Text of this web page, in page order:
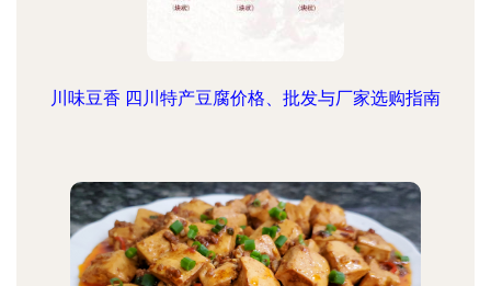
川味豆香 四川特产豆腐价格、批发与厂家选购指南